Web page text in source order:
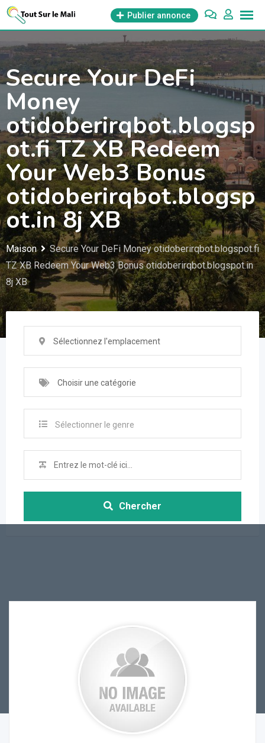
Aller
contenu
Publier annonce
Secure Your DeFi
Money
otidoberirqbot.blogsp
ot.fi TZ XB Redeem
Your Web3 Bonus
otidoberirqbot.blogsp
ot.in 8j XB
Maison
Secure Your DeFi Money otidoberirqbot.blogspot.fi
TZ XB Redeem Your Web3 Bonus otidoberirqbot.blogspot.in
8j XB
Sélectionnez l'emplacement
Choisir une catégorie
Sélectionner le genre
Chercher